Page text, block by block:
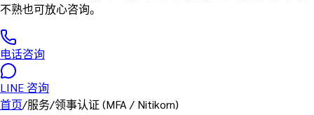
不熟也可放心咨询。
电话咨询
LINE 咨询
首页/服务/领事认证 (MFA / Nitikorn)